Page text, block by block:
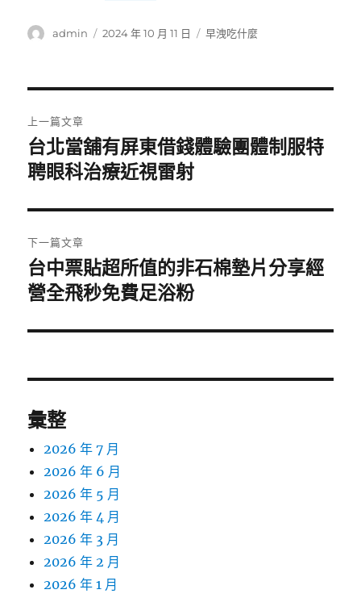
作
admin
發
2024 年 10 月 11 日
分
早洩吃什麼
章
導
覽
上一篇文章
上
一
文
章:
台北當舖有屏東借錢體驗團體制服特
聘眼科治療近視雷射
下一篇文章
下
一
文
台中票貼超所值的非石棉墊片分享經
營全飛秒免費足浴粉
彙整
2026 年 7 月
2026 年 6 月
2026 年 5 月
2026 年 4 月
2026 年 3 月
2026 年 2 月
2026 年 1 月